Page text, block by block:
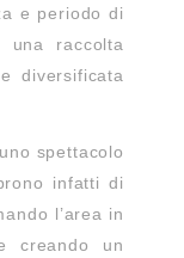
e periodo di
una raccolta
diversificata
spettacolo
infatti di
l’area in
creando un